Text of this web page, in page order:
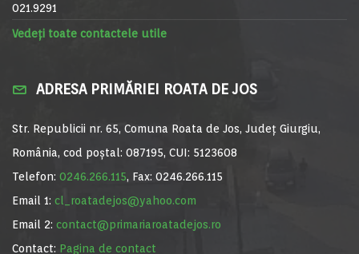
021.9291
Vedeți toate contactele utile
ADRESA PRIMĂRIEI ROATA DE JOS
Str. Republicii nr. 65, Comuna Roata de Jos, Județ Giurgiu,
România, cod poștal: 087195, CUI: 5123608
Telefon: 0246.266.115, Fax: 0246.266.115
Email 1: cl_roatadejos@yahoo.com
Email 2: contact@primariaroatadejos.ro
Contact: Pagina de contact